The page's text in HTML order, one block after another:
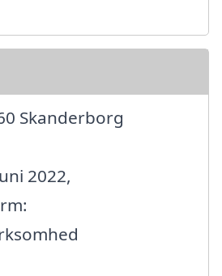
Skanderborg
2022,